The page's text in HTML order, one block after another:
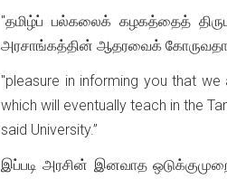
"தமிழ்ப் பல்கலைக் கழகத்தைத்
அரசாங்கத்தின் ஆதரவைக்
"pleasure in informing you that
which will eventually teach in the
said University.”
இப்படி அரசின் இனவாத